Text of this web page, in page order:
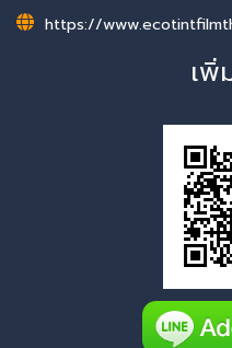
https://
เพิ่